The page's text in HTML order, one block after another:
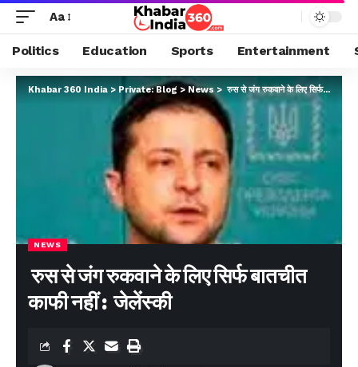
Aa
Politics Education Sports Entertainment
Khabar 360 India > Private: Blog > News> रुस से जंग रुकवाने के लिए सिर्फ बातचीत काफी नहीं : जेलेंस्की
NEWS
रुस से जंग रुकवाने के लिए सिर्फ बातचीत
काफी नहीं : जेलेंस्की